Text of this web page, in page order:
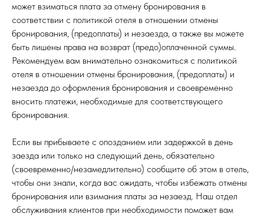
может взиматься плата за отмену бронирования в
соответствии с политикой отеля в отношении отмены
бронирования, (предоплаты) и незаезда, а также вы можете
быть лишены права на возврат (предо)оплаченной суммы.
Рекомендуем вам внимательно ознакомиться с политикой
отеля в отношении отмены бронирования, (предоплаты) и
незаезда до оформления бронирования и своевременно
вносить платежи, необходимые для соответствующего
бронирования.
Если вы прибываете с опозданием или задержкой в ​​день
заезда или только на следующий день, обязательно
(своевременно/незамедлительно) сообщите об этом в отель,
чтобы они знали, когда вас ожидать, чтобы избежать отмены
бронирования или взимания платы за незаезд. Наш отдел
обслуживания клиентов при необходимости поможет вам